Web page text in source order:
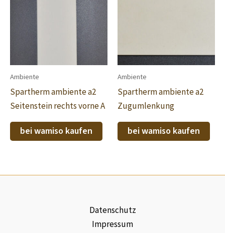
Ambiente
Spartherm ambiente a2
Seitenstein rechts vorne A
bei wamiso kaufen
Ambiente
Spartherm ambiente a2
Zugumlenkung
bei wamiso kaufen
Datenschutz
Impressum